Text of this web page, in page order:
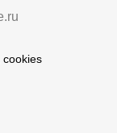
cookies